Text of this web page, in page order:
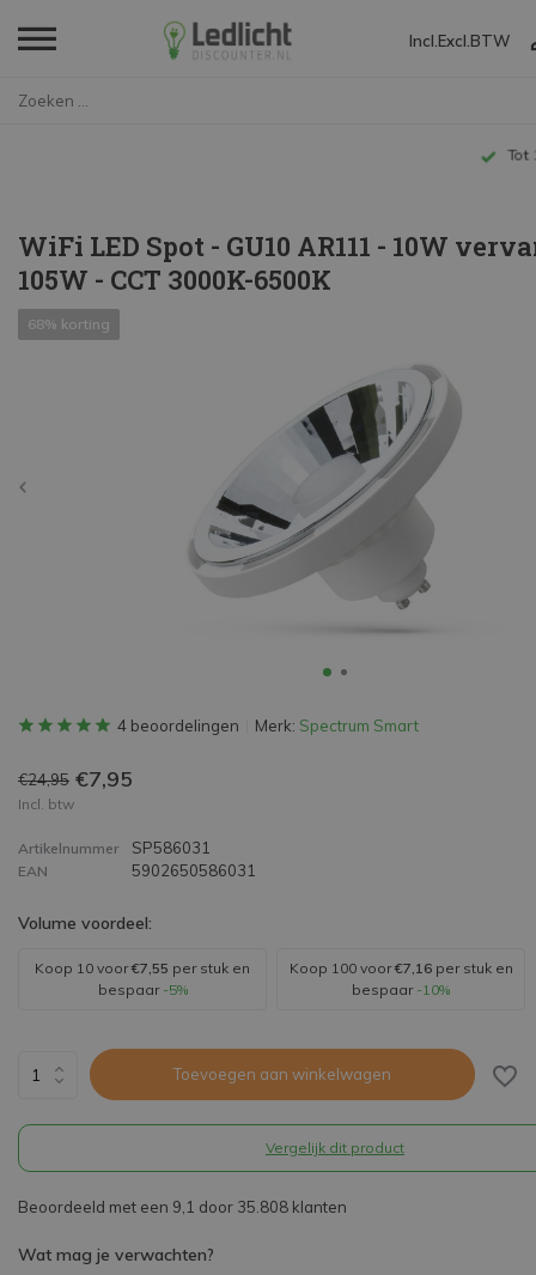
Incl. Excl. BTW
WiFi LED Spot - GU10 AR111 - 10W
105W - CCT 3000K-6500K
68% korting
4 beoordelingen Merk: Spectrum Smart
€24,95 €7,95
Incl. btw
Artikelnummer SP586031
EAN 5902650586031
Volume voordeel:
Koop 10 voor€7,55 per stuk en
bespaar -5%
Koop 100 voor€7,16per stuk en
bespaar -10%
Toevoegen aan winkelwagen
Vergelijk dit product
Beoordeeld met een 9,1 door 35.808 klanten
Wat mag je verwachten?